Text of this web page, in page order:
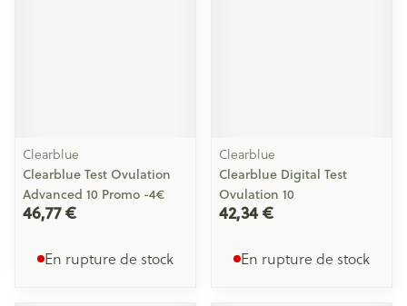
Clearblue
Clearblue Test Ovulation
Advanced 10 Promo -4€
46,77 €
En rupture de stock
Clearblue
Clearblue Digital Test
Ovulation 10
42,34 €
En rupture de stock